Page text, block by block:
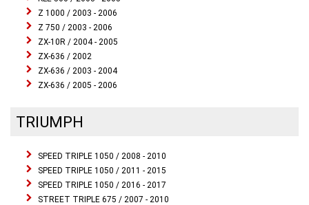
Z 1000 / 2003 - 2006
Z 750 / 2003 - 2006
ZX-10R / 2004 - 2005
ZX-636 / 2002
ZX-636 / 2003 - 2004
ZX-636 / 2005 - 2006
TRIUMPH
SPEED TRIPLE 1050 / 2008 - 2010
SPEED TRIPLE 1050 / 2011 - 2015
SPEED TRIPLE 1050 / 2016 - 2017
STREET TRIPLE 675 / 2007 - 2010